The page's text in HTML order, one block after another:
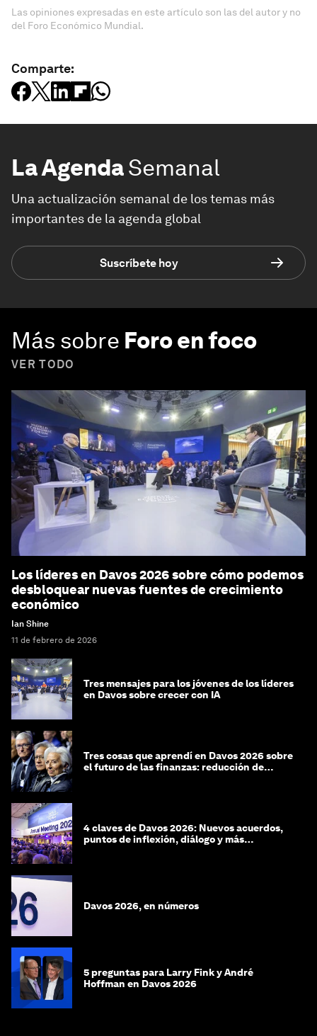
Las opiniones expresadas en este artículo son las del autor y no
del Foro Económico Mundial.
Comparte:
La AgendaSemanal
Una actualización semanal de los temas más
importantes de la agenda global
Suscríbete hoy
Más sobre Foro en foco
VER TODO
Los líderes en Davos 2026 sobre cómo podemos
desbloquear nuevas fuentes de crecimiento
económico
Ian Shine
11 de febrero de 2026
Tres mensajes para los jóvenes de los líderes
en Davos sobre crecer con IA
Tres cosas que aprendí en Davos 2026 sobre
el futuro de las finanzas: reducción de
4 claves de Davos 2026: Nuevos acuerdos,
puntos de inflexión, diálogo y más
Davos 2026, en números
5 preguntas para Larry Fink y André
Hoffman en Davos 2026